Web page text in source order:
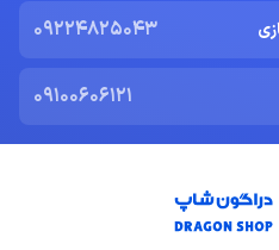
09224825043
09100606121